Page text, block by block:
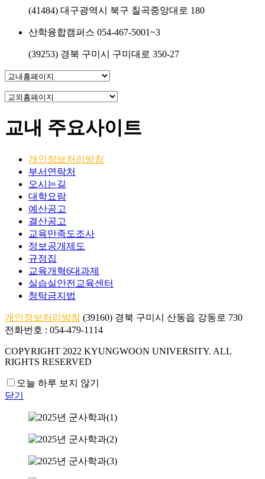
(41484) 대구광역시 북구 칠곡중앙대로 180
산학융합캠퍼스 054-467-5001~3
(39253) 경북 구미시 구미대로 350-27
교내 주요사이트
개인정보처리방침
부서연락처
오시는길
대학요람
예산공고
결산공고
교육만족도조사
정보공개제도
규정집
교육개혁6대과제
실습실안전교육센터
청탁금지법
개인정보처리방침 (39160) 경북 구미시 산동읍 강동로 730
전화번호 : 054-479-1114
COPYRIGHT 2022 KYUNGWOON UNIVERSITY. ALL
RIGHTS RESERVED
오늘 하루 보지 않기
닫기